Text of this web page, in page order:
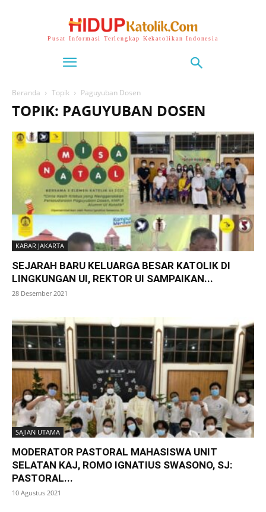
Pusat Informasi Terlengkap Kekatolikan Indonesia
Beranda Topik Paguyuban Dosen
TOPIK: PAGUYUBAN DOSEN
KABAR JAKARTA
SEJARAH BARU KELUARGA BESAR KATOLIK DI
LINGKUNGAN UI, REKTOR UI SAMPAIKAN...
28 Desember 2021
SAJIAN UTAMA
MODERATOR PASTORAL MAHASISWA UNIT
SELATAN KAJ, ROMO IGNATIUS SWASONO, SJ:
PASTORAL...
10 Agustus 2021